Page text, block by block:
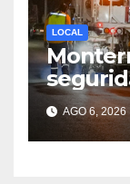
LOCAL
de
Paseo
AGO 6, 2026